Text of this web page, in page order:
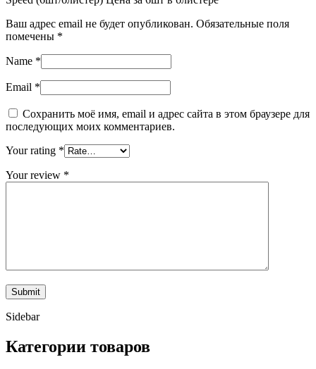
Ваш адрес email не будет опубликован. Обязательные поля
помечены *
Name *
Email *
Сохранить моё имя, email и адрес сайта в этом браузере для
последующих моих комментариев.
Your rating *
Your review *
Sidebar
Категории товаров